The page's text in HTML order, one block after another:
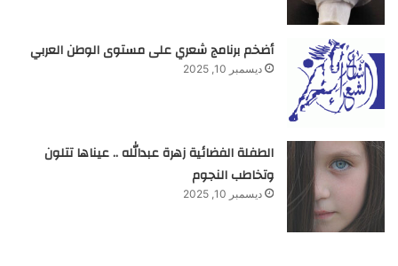
أضخم برنامج شعري على مستوى الوطن العربي
ديسمبر 10, 2025
الطفلة الفضائية زهرة عبدالله .. عيناها تتلون
وتخاطب النجوم
ديسمبر 10, 2025